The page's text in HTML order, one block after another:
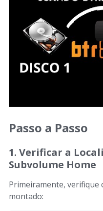
Passo a Passo
1. Verificar a
Subvolume Home
Primeiramente, verifique
montado: